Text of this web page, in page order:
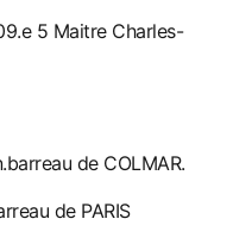
5 Maitre Charles-
de COLMAR.
de PARIS